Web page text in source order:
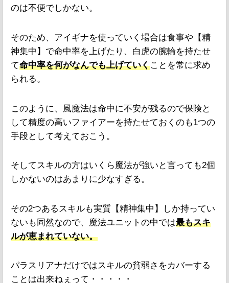
のは不便でしかない。
そのため、アイギナを使っていく場合は食事や【精
神集中】で命中率を上げたり、白虎の腕輪を持たせ
て命中率を何がなんでも上げていくことを常に求め
られる。
このように、風魔法は命中に不安が残るので保険と
して精度の高いファイアーを持たせておくのも1つの
手段として考えておこう。
そしてスキルの方はいくら魔法が強いと言っても2個
しかないのはあまりに少なすぎる。
その2つあるスキルも実質【精神集中】しか持ってい
ないも同然なので、魔法ユニットの中では最もスキ
ルが恵まれていない。
パラスリアナだけではスキルの貧弱さをカバーする
ことは出来ねぇって・・・・・